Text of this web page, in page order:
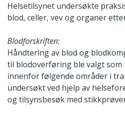
Helsetilsynet undersøkte
blod, celler, vev og organer
Blodforskriften:
Håndtering av blod og
til blodoverføring ble valgt som
innenfor følgende områder i
undersøkt ved hjelp av
og tilsynsbesøk med